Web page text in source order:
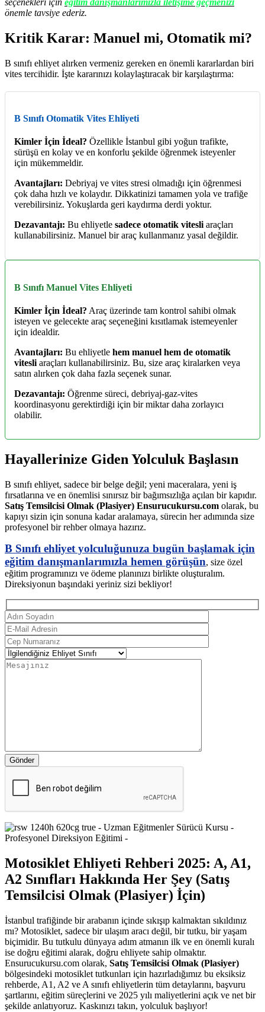
seçenekleri için eğitim danışmanlarımızla iletişime geçmenizi
önemle tavsiye ederiz.
Kritik Karar: Manuel mi, Otomatik mi?
B sınıfı ehliyet alırken vermeniz gereken en önemli kararlardan biri
vites tercihidir. İşte kararınızı kolaylaştıracak bir karşılaştırma:
B Sınıfı Otomatik Vites Ehliyeti
Kimler İçin İdeal? Özellikle İstanbul gibi yoğun trafikte,
sürüşü en kolay ve en konforlu şekilde öğrenmek isteyenler
için mükemmeldir.
Avantajları: Debriyaj ve vites stresi olmadığı için öğrenmesi
çok daha hızlı ve kolaydır. Dikkatinizi tamamen yola ve trafiğe
verebilirsiniz. Yokuşlarda geri kaydırma derdi yoktur.
Dezavantajı: Bu ehliyetle sadece otomatik vitesliaraçları
kullanabilirsiniz. Manuel bir araç kullanmanız yasal değildir.
B Sınıfı Manuel Vites Ehliyeti
Kimler İçin İdeal? Araç üzerinde tam kontrol sahibi olmak
isteyen ve gelecekte araç seçeneğini kısıtlamak istemeyenler
için idealdir.
Avantajları: Bu ehliyetle hem manuel hem de otomatik
vitesli araçları kullanabilirsiniz. Bu, size araç kiralarken veya
satın alırken çok daha fazla seçenek sunar.
Dezavantajı: Öğrenme süreci, debriyaj-gaz-vites
koordinasyonu gerektirdiği için bir miktar daha zorlayıcı
olabilir.
Hayallerinize Giden Yolculuk Başlasın
B sınıfı ehliyet, sadece bir belge değil; yeni maceralara, yeni iş
fırsatlarına ve en önemlisi sınırsız bir bağımsızlığa açılan bir kapıdır.
Satış Temsilcisi Olmak (Plasiyer) Ensurucukursu.com olarak, bu
kapıyı sizin için sonuna kadar aralamaya, sürecin her adımında size
profesyonel bir rehber olmaya hazırız.
B Sınıfı ehliyet yolculuğunuza bugün başlamak için
eğitim danışmanlarımızla hemen görüşün, size özel
eğitim programınızı ve ödeme planınızı birlikte oluşturalım.
Direksiyonun başındaki yeriniz sizi bekliyor!
Gönder
Motosiklet Ehliyeti Rehberi 2025: A, A1,
A2 Sınıfları Hakkında Her Şey (Satış
Temsilcisi Olmak (Plasiyer) İçin)
İstanbul trafiğinde bir arabanın içinde sıkışıp kalmaktan sıkıldınız
mı? Motosiklet, sadece bir ulaşım aracı değil, bir tutku, bir yaşam
biçimidir. Bu tutkulu dünyaya adım atmanın ilk ve en önemli kuralı
ise doğru eğitimi alarak, doğru ehliyete sahip olmaktır.
Ensurucukursu.com olarak, Satış Temsilcisi Olmak (Plasiyer)
bölgesindeki motosiklet tutkunları için hazırladığımız bu eksiksiz
rehberde, A1, A2 ve A sınıfı ehliyetlerin tüm detaylarını, başvuru
şartlarını, eğitim süreçlerini ve 2025 yılı maliyetlerini açık ve net bir
şekilde anlatıyoruz. Kaskınızı takın, yolculuk başlıyor!